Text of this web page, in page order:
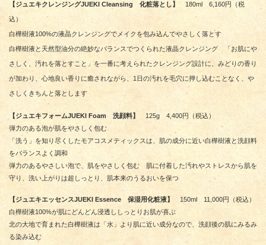
【ジュエキクレンジングJUEKI Cleansing 化粧落とし】 180ml 6,160円（税
込）
白樺樹液100%の液晶クレンジングでメイクを包み込んでやさしく落とす
白樺樹液と天然型油分の絶妙なバランスでつくられた液晶クレンジング 「お肌にや
さしく、汚れを落とすこと」を一番に考えられたクレンジング設計に、みどりの香り
が加わり、心地良い香りに癒されながら、1日の汚れを毛穴に押し込むことなく、や
さしくきちんと落とします
【ジュエキフォームJUEKI Foam 洗顔料】
125g 4,400円（税込）
弾力のある泡が肌をやさしく包む
「洗う」を知り尽くしたモアコスメティックスは、肌の成分に近い白樺樹液と洗顔料
をバランスよく調和
弾力のあるやさしい泡で、肌をやさしく包む 肌に付着した汚れやストレスから肌を
守り、洗い上がりは超しっとり、肌本来のうるおいを保つ
【ジュエキエッセンスJUEKI Essence 保湿用化粧液】
150ml 11,000円（税込）
白樺樹液100%が肌にどんどん浸透ししっとりお肌が喜ぶ
北の大地で育まれた白樺樹液は「水」より肌に近い成分なので、洗顔後の肌にみるみ
る染み込む